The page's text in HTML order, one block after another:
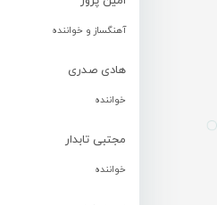
آهنگساز و خواننده
هادی صدری
خواننده
مجتبی تابدار
خواننده